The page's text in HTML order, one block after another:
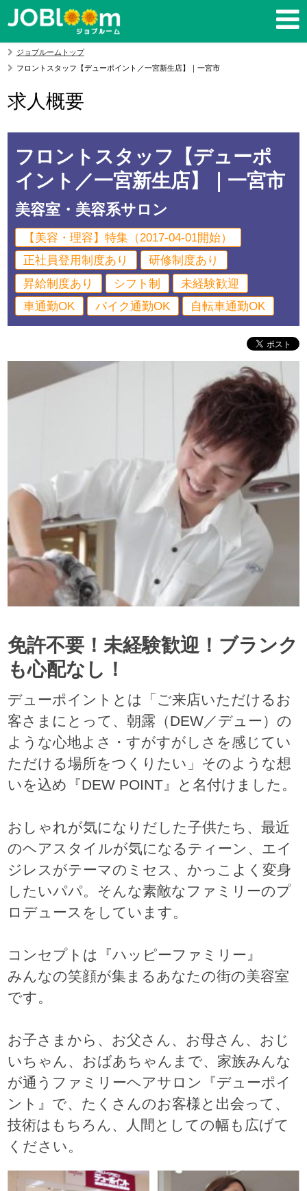
ジョブルームトップ
フロントスタッフ【デューポイント／一宮新生店】｜一宮市
求人概要
フロントスタッフ【デューポ
イント／一宮新生店】｜一宮市
美容室・美容系サロン
【美容・理容】特集（2017-04-01開始）
正社員登用制度あり
研修制度あり
昇給制度あり
シフト制
未経験歓迎
車通勤OK
バイク通勤OK 自転車通勤OK
免許不要！未経験歓迎！ブランク
も心配なし！
デューポイントとは「ご来店いただけるお
客さまにとって、朝露（DEW／デュー）の
ような心地よさ・すがすがしさを感じてい
ただける場所をつくりたい」そのような想
いを込め『DEW POINT』と名付けました。
おしゃれが気になりだした子供たち、最近
のヘアスタイルが気になるティーン、エイ
ジレスがテーマのミセス、かっこよく変身
したいパパ。そんな素敵なファミリーのプ
ロデュースをしています。
コンセプトは『ハッピーファミリー』
みんなの笑顔が集まるあなたの街の美容室
です。
お子さまから、お父さん、お母さん、おじ
いちゃん、おばあちゃんまで、家族みんな
が通うファミリーヘアサロン『デューポイ
ント』で、たくさんのお客様と出会って、
技術はもちろん、人間としての幅も広げて
ください。